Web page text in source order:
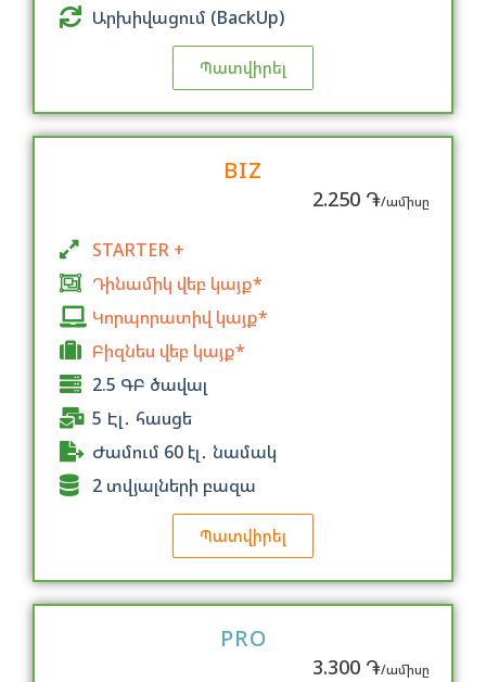
Արխիվացում (BackUp)
Պատվիրել
BIZ
2.250 ֏/ամիսը
STARTER +
Դինամիկ վեբ կայք*
Կորպորատիվ կայք*
Բիզնես վեբ կայք*
2.5 ԳԲ ծավալ
5 Էլ․ հասցե
Ժամում 60 էլ․ նամակ
2 տվյալների բազա
Պատվիրել
PRO
3.300 ֏/ամիսը